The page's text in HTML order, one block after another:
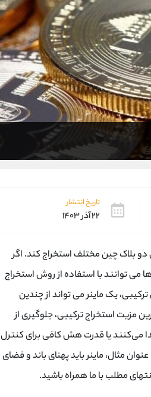
تاریخ انتشار
۲۲ آذر ۱۴۰۳
بلاک چین مختلف استخراج کند. اگر
توانند با استفاده از روش استخراج
یک ماینر می تواند از چندین
استخراج ترکیبی، جلوگیری از
پیدا می‌کنند یا قدرت هش کافی برای کنترل
مثال، ماینر باید پهنای باند و فضای
مطلب با ما همراه باشید.